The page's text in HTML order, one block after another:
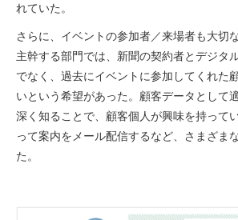
れていた。
さらに、イベントの参加者／来場者も大切
主幹する部門では、新聞の契約者とデジタ
でなく、過去にイベントに参加してくれた
いという希望があった。顧客データとして
深く知ることで、顧客個人が興味を持って
って案内をメール配信するなど、さまざま
た。